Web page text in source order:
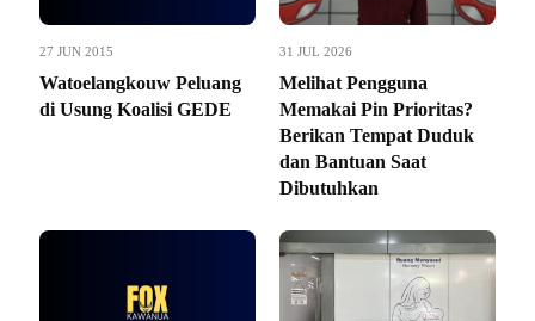
27 JUN 2015
Watoelangkouw Peluang
di Usung Koalisi GEDE
31 JUL 2026
Melihat Pengguna
Memakai Pin Prioritas?
Berikan Tempat Duduk
dan Bantuan Saat
Dibutuhkan